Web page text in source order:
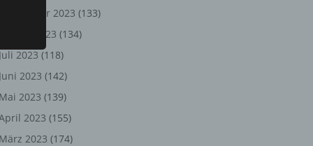
September 2023 (133)
August 2023 (134)
Juli 2023 (118)
Juni 2023 (142)
Mai 2023 (139)
2023 (155)
März 2023 (174)